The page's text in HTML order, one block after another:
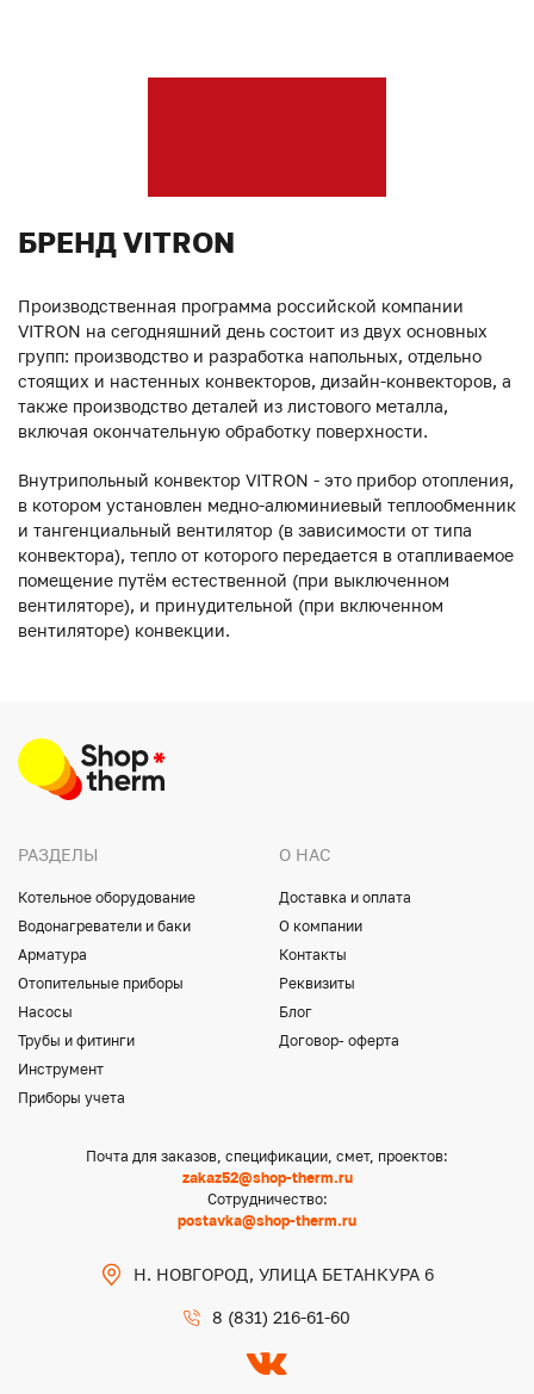
БРЕНД VITRON
Производственная программа российской компании
VITRON на сегодняшний день состоит из двух основных
групп: производство и разработка напольных, отдельно
стоящих и настенных конвекторов, дизайн-конвекторов, а
также производство деталей из листового металла,
включая окончательную обработку поверхности.
Внутрипольный конвектор VITRON - это прибор отопления,
в котором установлен медно-алюминиевый теплообменник
и тангенциальный вентилятор (в зависимости от типа
конвектора), тепло от которого передается в отапливаемое
помещение путём естественной (при выключенном
вентиляторе), и принудительной (при включенном
вентиляторе) конвекции.
РАЗДЕЛЫ
Котельное оборудование
Водонагреватели и баки
Арматура
Отопительные приборы
Насосы
Трубы и фитинги
Инструмент
Приборы учета
О НАС
Доставка и оплата
О компании
Контакты
Реквизиты
Блог
Договор- оферта
Почта для заказов, спецификации, смет, проектов:
zakaz52@shop-therm.ru
Сотрудничество:
postavka@shop-therm.ru
Н. НОВГОРОД, УЛИЦА БЕТАНКУРА 6
8 (831) 216-61-60